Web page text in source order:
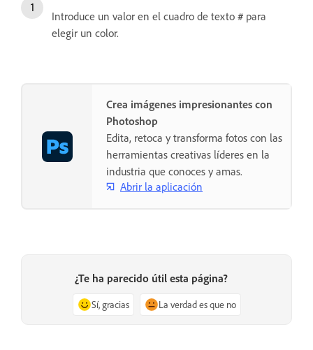
Introduce un valor en el cuadro de texto # para
elegir un color.
Crea imágenes impresionantes con
Photoshop
Edita, retoca y transforma fotos con las
herramientas creativas líderes en la
industria que conoces y amas.
Abrir la aplicación
¿Te ha parecido útil esta página?
Sí, gracias La verdad es que no